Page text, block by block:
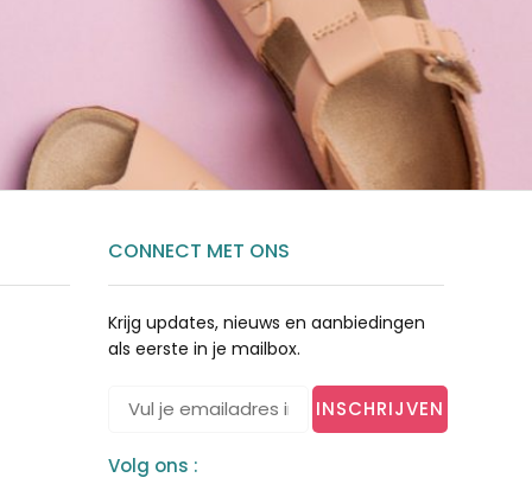
CONNECT MET ONS
Krijg updates, nieuws en aanbiedingen
als eerste in je mailbox.
INSCHRIJVEN
Volg ons :